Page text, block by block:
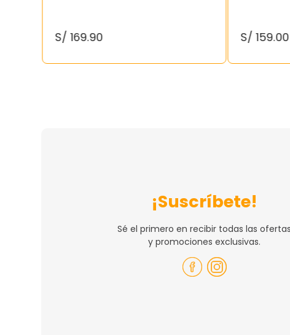
S/ 169.90 S/ 159.00
¡Suscríbete!
Sé el primero en recibir todas las ofertas
y promociones exclusivas.